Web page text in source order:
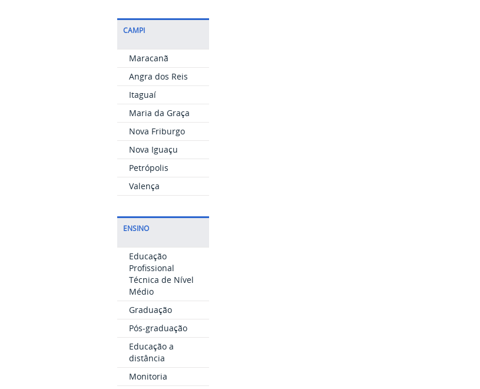
CAMPI
Maracanã
Angra dos Reis
Itaguaí
Maria da Graça
Nova Friburgo
Nova Iguaçu
Petrópolis
Valença
ENSINO
Educação
Profissional
Técnica de Nível
Médio
Graduação
Pós-graduação
Educação a
distância
Monitoria